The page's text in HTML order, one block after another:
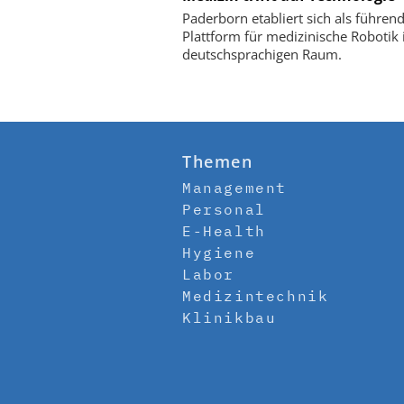
Paderborn etabliert sich als
Plattform für medizinische Robotik
deutschsprachigen Raum.
Themen
Management
Personal
E-Health
Hygiene
Labor
Medizintechnik
Klinikbau